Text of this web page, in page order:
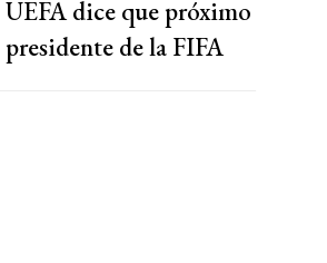
UEFA dice que próximo
presidente de la FIFA